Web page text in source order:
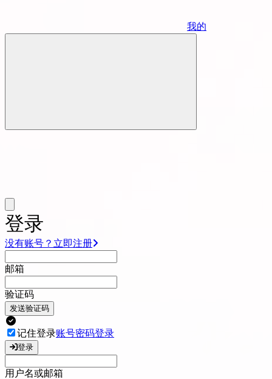
我的
登录
没有账号？立即注册
邮箱
验证码
发送验证码
记住登录账号密码登录
登录
用户名或邮箱